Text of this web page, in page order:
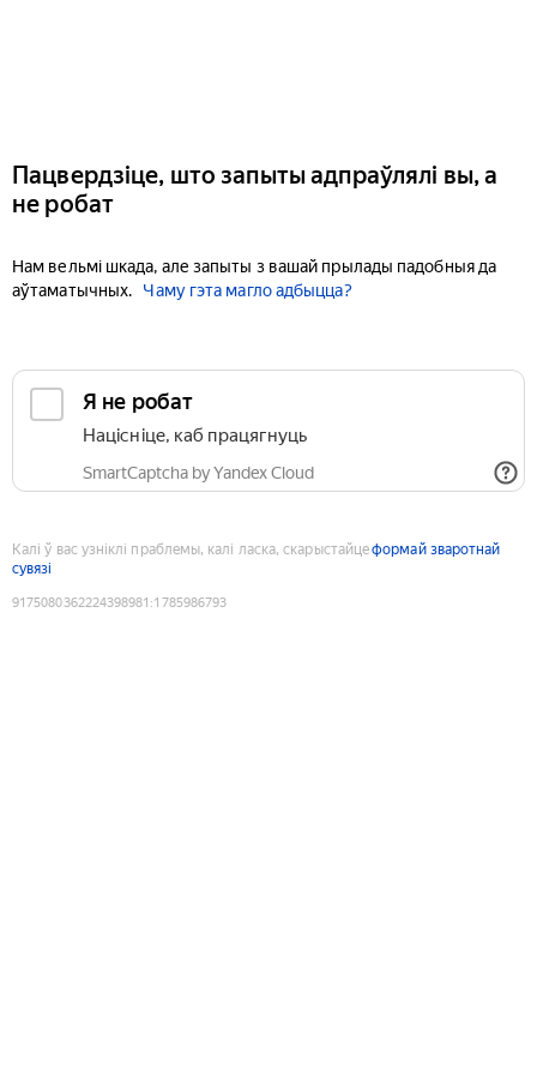
Пацвердзіце, што запыты адпраўлялі вы, а
не робат
Нам вельмі шкада, але запыты з вашай прылады падобныя да
аўтаматычных.
Чаму гэта магло адбыцца?
Я не робат
Націсніце, каб працягнуць
SmartCaptcha by Yandex Cloud
Калі ў вас узніклі праблемы, калі ласка, скарыстайцеформай зваротнай
сувязі
9175080362224398981 :1785986793